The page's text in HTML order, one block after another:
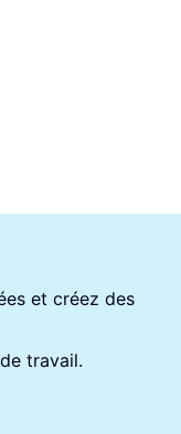
et créez des
travail.